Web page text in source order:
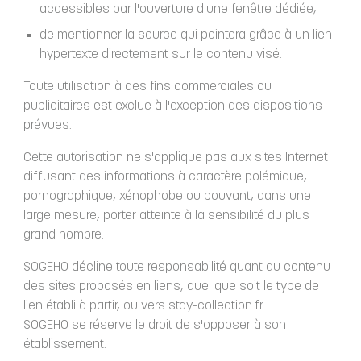
accessibles par l'ouverture d'une fenêtre dédiée;
de mentionner la source qui pointera grâce à un lien
hypertexte directement sur le contenu visé.
Toute utilisation à des fins commerciales ou
publicitaires est exclue à l'exception des dispositions
prévues.
Cette autorisation ne s'applique pas aux sites Internet
diffusant des informations à caractère polémique,
pornographique, xénophobe ou pouvant, dans une
large mesure, porter atteinte à la sensibilité du plus
grand nombre.
SOGEHO décline toute responsabilité quant au contenu
des sites proposés en liens, quel que soit le type de
lien établi à partir, ou vers stay-collection.fr.
SOGEHO se réserve le droit de s'opposer à son
établissement.